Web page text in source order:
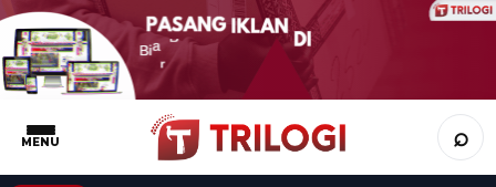
MENU ⌕